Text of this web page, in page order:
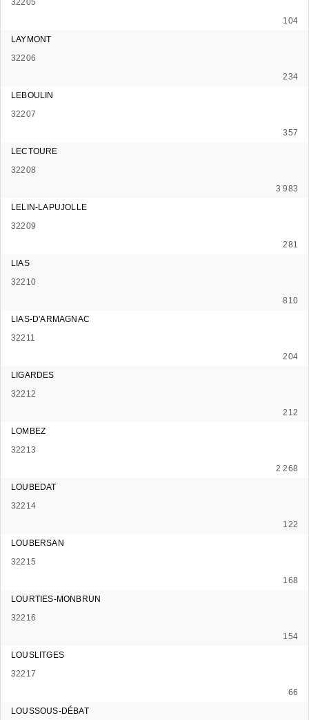
104
LAYMONT
32206
234
LEBOULIN
32207
357
LECTOURE
32208
3 983
LELIN-LAPUJOLLE
32209
281
LIAS
32210
810
LIAS-D'ARMAGNAC
32211
204
LIGARDES
32212
212
LOMBEZ
32213
2 268
LOUBEDAT
32214
122
LOUBERSAN
32215
168
LOURTIES-MONBRUN
32216
154
LOUSLITGES
32217
66
LOUSSOUS-DÉBAT